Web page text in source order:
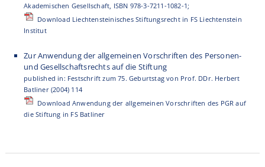
Akademischen Gesellschaft, ISBN 978-3-7211-1082-1;
Download Liechtensteinisches Stiftungsrecht in FS Liechtenstein
Institut
Zur Anwendung der allgemeinen Vorschriften des Personen-
und Gesellschaftsrechts auf die Stiftung
published in: Festschrift zum 75. Geburtstag von Prof. DDr. Herbert
Batliner (2004) 114
Download Anwendung der allgemeinen Vorschriften des PGR auf
die Stiftung in FS Batliner